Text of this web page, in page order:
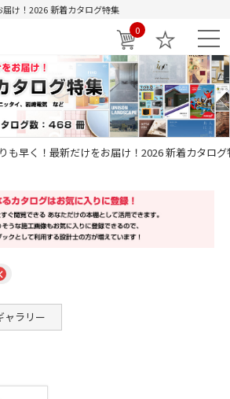
け！2026 新着カタログ特集
0
も早く！最新だけをお届け！2026 新着カタログ
ャラリー